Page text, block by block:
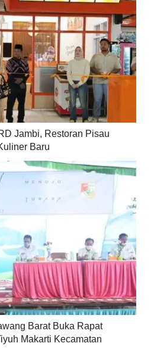
Jambi, Restoran Pisau
Baru
Barat Buka Rapat
Makarti Kecamatan